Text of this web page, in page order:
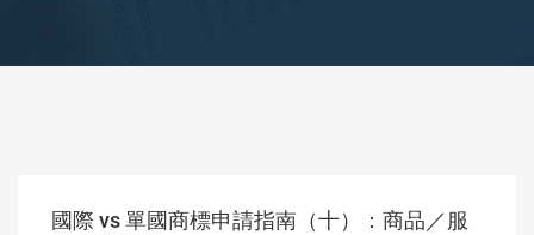
國際 vs 單國商標申請指南（十）：商品／服